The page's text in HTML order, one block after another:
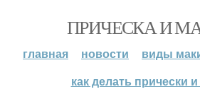
ПРИЧЕСКА И
главная новости
виды
как делать прически